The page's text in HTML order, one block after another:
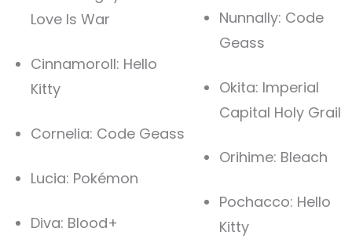
Love Is War
Cinnamoroll: Hello
Kitty
Cornelia: Code Geass
Lucia: Pokémon
Diva: Blood+
Nunnally: Code
Geass
Okita: Imperial
Capital Holy Grail
Orihime: Bleach
Pochacco: Hello
Kitty